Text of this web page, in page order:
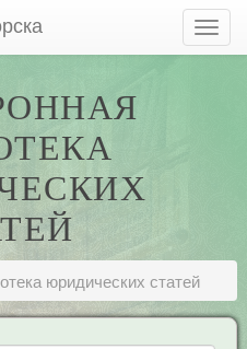
юридических статей